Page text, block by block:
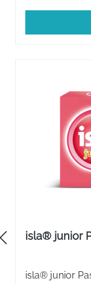
isla® junior
isla® junior